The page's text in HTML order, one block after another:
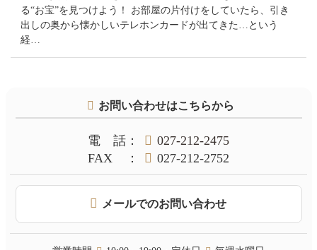
る“お宝”を見つけよう！ お部屋の片付けをしていたら、引き
出しの奥から懐かしいテレホンカードが出てきた…という
経…
お問い合わせはこちらから
電話 ：
027-212-2475
FAX
： 027-212-2752
メールでのお問い合わせ